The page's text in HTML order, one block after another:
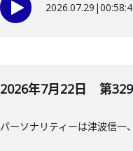
2026.07.29 |
2026年7月22日 第
パーソナリティーは津波信一